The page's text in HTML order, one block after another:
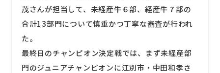
茂さんが担当して、未経産牛６部、経産牛７部の
合計13部門について慎重かつ丁寧な審査が行われ
た。
最終日のチャンピオン決定戦では、まず未経産部
門のジュニアチャンピオンに江別市・中田和孝さ